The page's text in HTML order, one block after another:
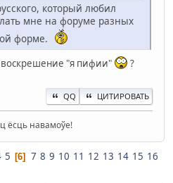
который любил
мне на форуме разных
форме.
"я пифии" ?
QQ ЦИТИРОВАТЬ
ёсць навамоўе!
5 6 7 8 9 10 11 12 13 14 15 16